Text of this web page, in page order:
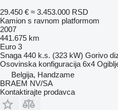
29.450 € ≈ 3.453.000 RSD
Kamion s ravnom platformom
2007
441.675 km
Euro 3
Snaga 440 k.s. (323 kW) Gorivo
Osovinska konfiguracija 6x4
Belgija, Handzame
BRAEM NV/SA
Kontaktirajte prodavca